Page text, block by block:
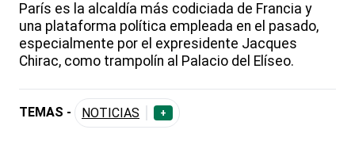
París es la alcaldía más codiciada de Francia y
una plataforma política empleada en el pasado,
especialmente por el expresidente Jacques
Chirac, como trampolín al Palacio del Elíseo.
TEMAS - NOTICIAS +